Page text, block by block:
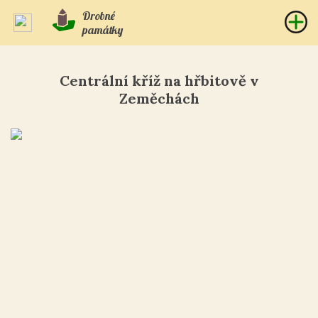
Drobné
památky
Centrální kříž na hřbitově v
Zeměchách